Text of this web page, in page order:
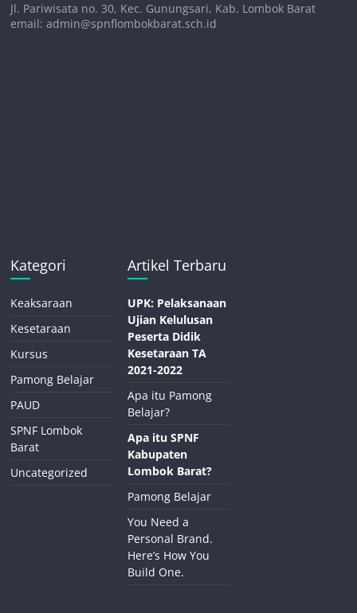
Jl. Pariwisata no. 30, Kec. Gunungsari, Kab. Lombok Barat
email: admin@spnflombokbarat.sch.id
Kategori
Keaksaraan
Kesetaraan
Kursus
Pamong Belajar
PAUD
SPNF Lombok
Barat
Uncategorized
Artikel Terbaru
UPK: Pelaksanaan
Ujian Kelulusan
Peserta Didik
Kesetaraan TA
2021-2022
Apa itu Pamong
Belajar?
Apa itu SPNF
Kabupaten
Lombok Barat?
Pamong Belajar
You Need a
Personal Brand.
Here’s How You
Build One.